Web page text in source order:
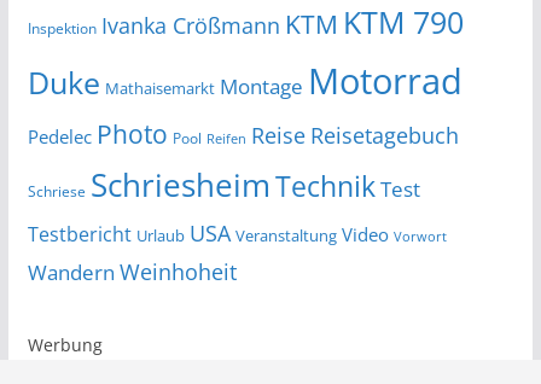
Inspektion Ivanka Crößmann KTM KTM 790
Duke Mathaisemarkt Montage Motorrad
Pedelec Photo Pool Reifen Reise Reisetagebuch
Schriese SchriesheimTechnikTest
Testbericht Urlaub USA Veranstaltung Video Vorwort
Wandern Weinhoheit
Werbung